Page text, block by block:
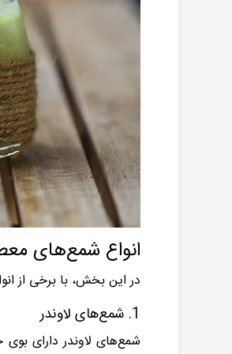
انواع شمع‌های
در این بخش، با برخی از
1. شمع‌های لاوندر
شمع‌های لاوندر دارای